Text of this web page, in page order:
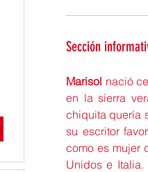
Sección
Marisol nació
en la sierra
chiquita quería
su escritor
como es mujer
Unidos e